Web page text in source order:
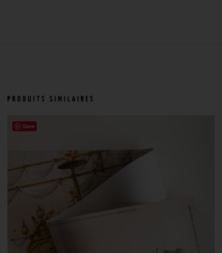
PRODUITS SIMILAIRES
Save